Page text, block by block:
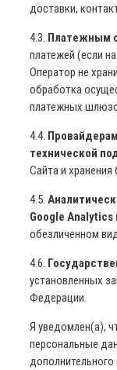
доставки,
4.3. Платежным
платежей (если
Оператор не
обработка
платежных
4.4.
технической
Сайта и
4.5.
Google Analytics
обезличенном
4.6.
установленных
Федерации.
Я уведомлен(а),
персональные